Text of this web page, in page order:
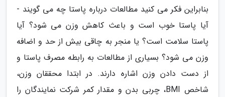
بنابراین فکر می کنید مطالعات درباره پاستا چه می گویند -
آیا پاستا خوب است و باعث کاهش وزن می شود؟ آیا
پاستا سلامت است؟ یا منجر به چاقی بیش از حد و اضافه
وزن می شود؟ بسیاری از مطالعات به رابطه مصرف پاستا و
از دست دادن وزن اشاره دارند. در ابتدا محققان وزن،
شاخص BMI، چربی بدن و مقدار کمر شرکت نمایندگان را